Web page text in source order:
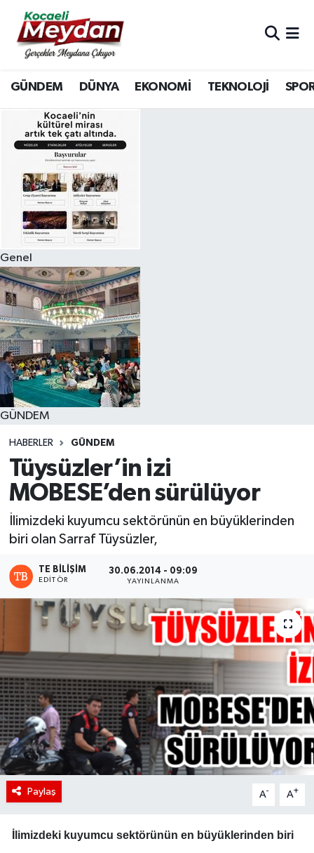
GÜNDEM DÜNYA EKONOMİ TEKNOLOJİ
Genel
GÜNDEM
HABERLER GÜNDEM
Tüysüzler’in izi
MOBESE’den sürülüyor
İlimizdeki kuyumcu sektörünün en büyüklerinden
biri olan Sarraf Tüysüzler,
TE BILIŞIM
EDITÖR
30.06.2014 - 09:09
YAYINLANMA
Paylaş A- A+
İlimizdeki kuyumcu sektörünün en büyüklerinden biri
Nöbetçi Eczaneler
Hava Durumu
Trafik Durumu
Süper Lig Puan Durumu ve Fikstür
Tüm Manşetler
Son Dakika Haberleri
Haber Arşivi